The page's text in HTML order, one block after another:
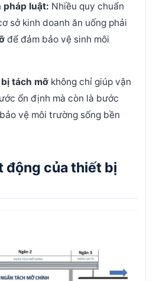
pháp luật: Nhiều quy chuẩn
sở kinh doanh ăn uống phải
để đảm bảo vệ sinh môi
tách mỡ không chỉ giúp vận
ổn định mà còn là bước
vệ môi trường sống bền
động của thiết bị